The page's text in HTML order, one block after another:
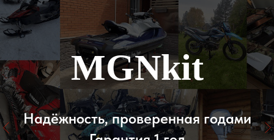
MGNkit
Надёжность, проверенная годами